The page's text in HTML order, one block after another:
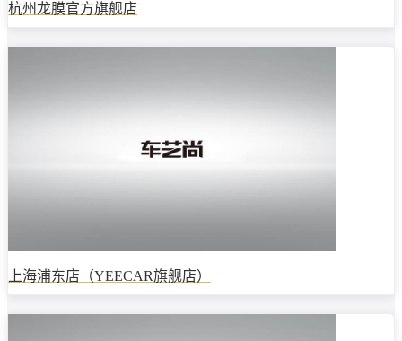
杭州龙膜官方旗舰店
上海浦东店（YEECAR旗舰店）